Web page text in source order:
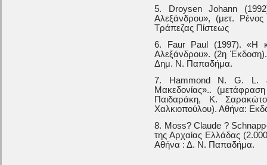
5. Droysen Johann
Αλεξάνδρου», (μετ.
Τράπεζας Πίστεως
6. Faur Paul (1997). «Η
Αλεξάνδρου». (2η
Δημ. Ν. Παπαδήμα.
7. Hammond Ν. G. L.
Μακεδονίας»..
Παιδαράκη, Κ.
Χαλκιοπούλου). Αθήνα:
8. Moss? Claude ?
της Αρχαίας Ελλάδας
Αθήνα : Δ. Ν. Παπαδήμα.